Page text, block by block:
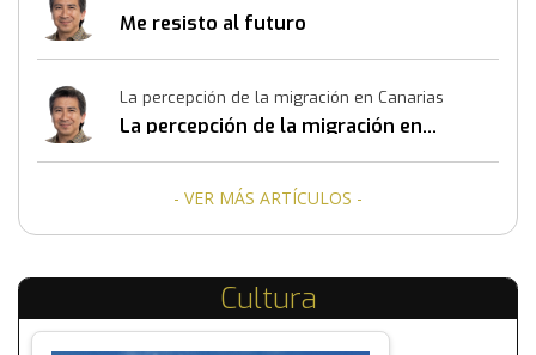
Me resisto al futuro
La percepción de la migración en Canarias
La percepción de la migración en
- VER MÁS ARTÍCULOS -
Cultura